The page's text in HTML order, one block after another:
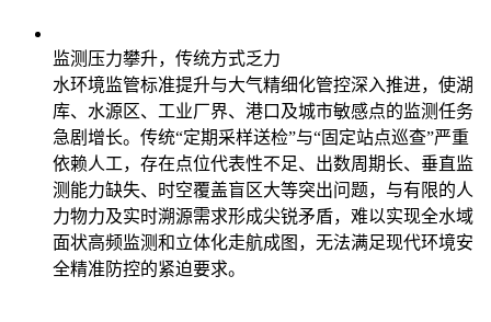
监测压力攀升，传统方式乏力
水环境监管标准提升与大气精细化管控深入推进，使湖
库、水源区、工业厂界、港口及城市敏感点的监测任务
急剧增长。传统“定期采样送检”与“固定站点巡查”严重
依赖人工，存在点位代表性不足、出数周期长、垂直监
测能力缺失、时空覆盖盲区大等突出问题，与有限的人
力物力及实时溯源需求形成尖锐矛盾，难以实现全水域
面状高频监测和立体化走航成图，无法满足现代环境安
全精准防控的紧迫要求。